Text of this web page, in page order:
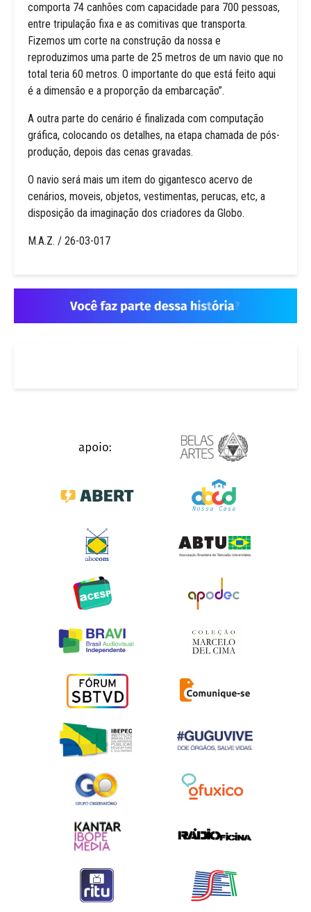
comporta 74 canhões com capacidade para 700 pessoas,
entre tripulação fixa e as comitivas que transporta.
Fizemos um corte na construção da nossa e
reproduzimos uma parte de 25 metros de um navio que no
total teria 60 metros. O importante do que está feito aqui
é a dimensão e a proporção da embarcação”.
A outra parte do cenário é finalizada com computação
gráfica, colocando os detalhes, na etapa chamada de pós-
produção, depois das cenas gravadas.
O navio será mais um item do gigantesco acervo de
cenários, moveis, objetos, vestimentas, perucas, etc, a
disposição da imaginação dos criadores da Globo.
M.A.Z. / 26-03-017